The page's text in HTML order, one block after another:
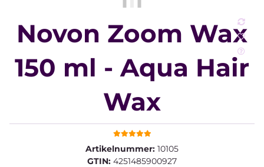
Novon Zoom Wax
150 ml - Aqua Hair
Wax
Artikelnummer: 10105
GTIN: 4251485900927